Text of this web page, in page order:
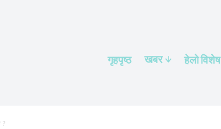
गृहपृष्ठ खबर हेलाे विशेष
?